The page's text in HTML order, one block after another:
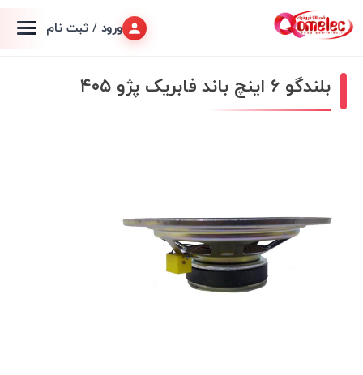
ورود / ثبت نام
بلندگو 6 اینچ باند فابریک پژو ۴۰۵